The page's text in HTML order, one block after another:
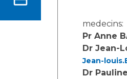
Infos COVID-19
Vivre
Stages
Chercheurs
medecins:
Pr Anne
Dr Jean-
Jean-
Dr